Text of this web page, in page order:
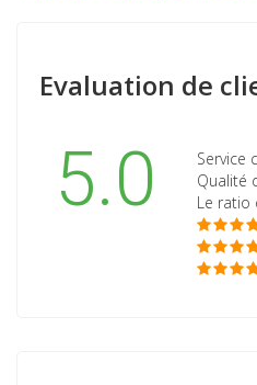
Evaluation de
5.0
Service
Qualité
Le ratio